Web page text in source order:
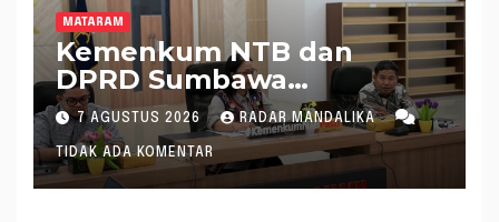
MATARAM
Kemenkum NTB dan
DPRD Sumbawa
Mantapkan Rencana
Pembentukan 8 Raperda
Inisiatif
7 AGUSTUS 2026 RADAR MANDALIKA
TIDAK ADA KOMENTAR